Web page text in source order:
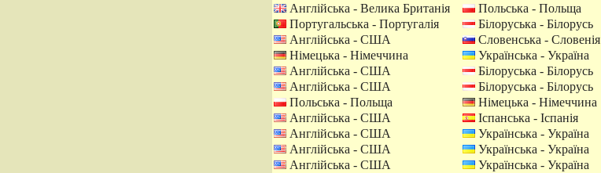
Англійська - Велика Британія
Польська - Польща
Португальська - Португалія
Білоруська - Білорусь
Англійська - США
Словенська - Словенія
Німецька - Німеччина
Українська - Україна
Англійська - США
Білоруська - Білорусь
Англійська - США
Білоруська - Білорусь
Польська - Польща
Німецька - Німеччина
Англійська - США
Іспанська - Іспанія
Англійська - США
Українська - Україна
Англійська - США
Українська - Україна
Англійська - США
Українська - Україна